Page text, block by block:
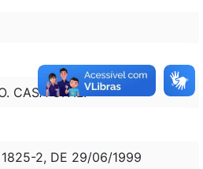
CASA CIVIL.
1825-2, DE 29/06/1999